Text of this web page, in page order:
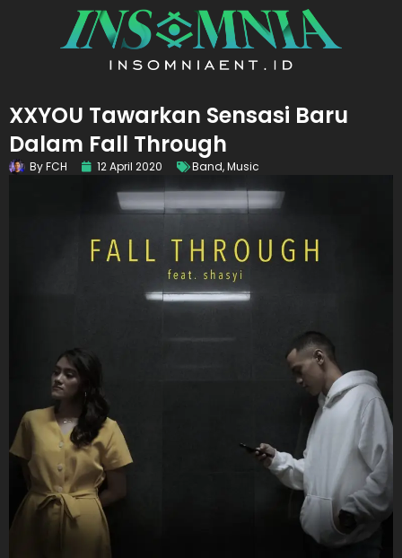
XXYOU Tawarkan Sensasi Baru
Dalam Fall Through
ByFCH 12 April 2020 Band,Music